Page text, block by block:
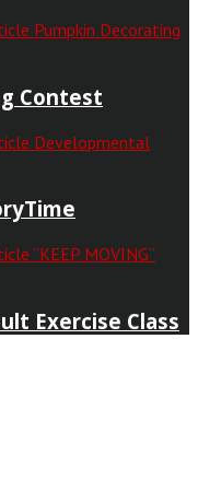
Contest
Exercise Class